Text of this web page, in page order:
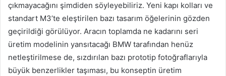
çıkmayacağını şimdiden söyleyebiliriz. Yeni kapı kolları ve
standart M3’te eleştirilen bazı tasarım öğelerinin gözden
geçirildiği görülüyor. Aracın toplamda ne kadarını seri
üretim modelinin yansıtacağı BMW tarafından henüz
netleştirilmese de, sızdırılan bazı prototip fotoğraflarıyla
büyük benzerlikler taşıması, bu konseptin üretim